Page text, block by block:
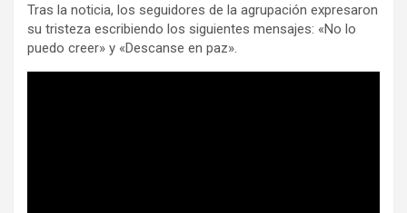
Tras la noticia, los seguidores de la agrupación expresaron
su tristeza escribiendo los siguientes mensajes: «No lo
puedo creer» y «Descanse en paz».